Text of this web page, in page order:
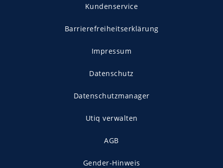
Kundenservice
Barrierefreiheitserklärung
Impressum
Datenschutz
Datenschutzmanager
Utiq verwalten
AGB
Gender-Hinweis